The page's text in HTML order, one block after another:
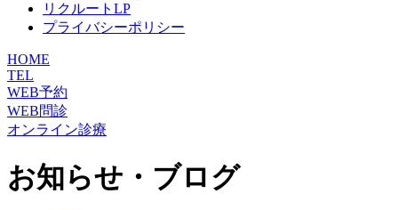
リクルートLP
プライバシーポリシー
HOME
TEL
WEB予約
WEB問診
オンライン診療
お知らせ・ブログ